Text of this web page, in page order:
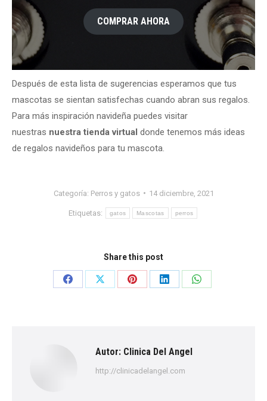
COMPRAR AHORA
Después de esta lista de sugerencias esperamos que tus
mascotas se sientan satisfechas cuando abran sus regalos.
Para más inspiración navideña puedes visitar
nuestras nuestra tienda virtual donde tenemos más ideas
de regalos navideños para tu mascota.
Categoría: Perros y gatos 14 diciembre, 2021
Etiquetas: gatos Mascotas perros
Share this post
Share
Share
Share
Share
Share
Autor: Clinica Del Angel
http://clinicadelangel.com